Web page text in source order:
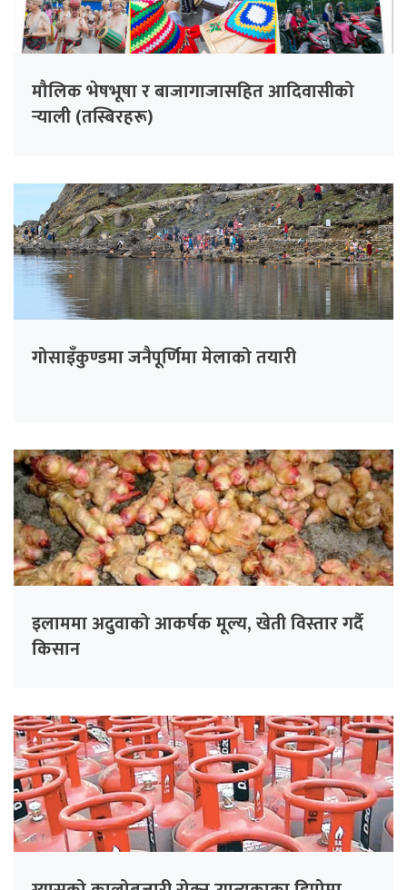
मौलिक भेषभूषा र बाजागाजासहित आदिवासीको
र्‍याली (तस्बिरहरू)
गोसाइँकुण्डमा जनैपूर्णिमा मेलाको तयारी
इलाममा अदुवाको आकर्षक मूल्य, खेती विस्तार गर्दै
किसान